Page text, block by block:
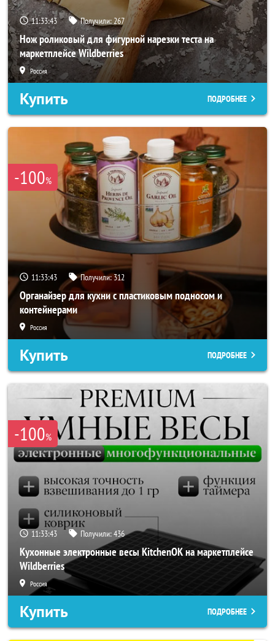
11:33:41 Получили:267
Нож роликовый для фигурной нарезки теста на
маркетплейсе Wildberries
Россия
Купить ПОДРОБНЕЕ
-100%
11:33:41 Получили:312
Органайзер для кухни с пластиковым подносом и
контейнерами
Россия
Купить ПОДРОБНЕЕ
-100%
11:33:41 Получили:436
Кухонные электронные весы KitchenOK на маркетплейсе
Wildberries
Россия
Купить ПОДРОБНЕЕ